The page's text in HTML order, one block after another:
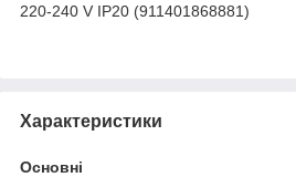
220-240 V IP20 (911401868881)
Характеристики
Основні